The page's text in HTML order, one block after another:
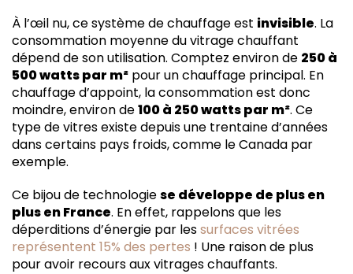
À l’œil nu, ce système de chauffage est invisible. La
consommation moyenne du vitrage chauffant
dépend de son utilisation. Comptez environ de 250 à
500 watts par m² pour un chauffage principal. En
chauffage d’appoint, la consommation est donc
moindre, environ de100 à 250 watts par m². Ce
type de vitres existe depuis une trentaine d’années
dans certains pays froids, comme le Canada par
exemple.
Ce bijou de technologiese développe de plus en
plus en France. En effet, rappelons que les
déperditions d’énergie par lessurfaces vitrées
représentent 15% des pertes ! Une raison de plus
pour avoir recours aux vitrages chauffants.